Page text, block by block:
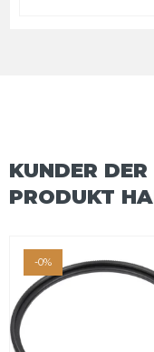
KUNDER
PRODUKT
-0%